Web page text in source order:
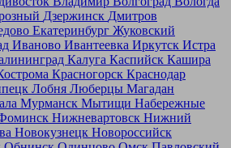
Дзержинск Дмитров
Екатеринбург Жуковский
Иваново Ивантеевка Иркутск Истра
Калуга Каспийск Кашира
Красногорск Краснодар
Лобня Люберцы Магадан
Мурманск Мытищи Набережные
Нижневартовск Нижний
Новокузнецк Новороссийск